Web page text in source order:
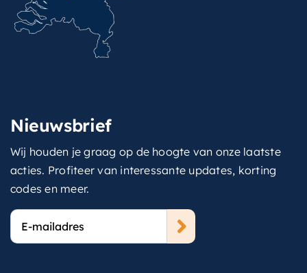
Nieuwsbrief
Wij houden je graag op de hoogte van onze laatste
acties. Profiteer van interessante updates, korting
codes en meer.
E-
mailadres